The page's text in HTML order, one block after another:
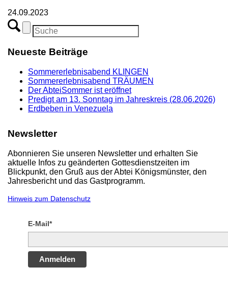
24.09.2023
Neueste Beiträge
Sommererlebnisabend KLINGEN
Sommererlebnisabend TRÄUMEN
Der AbteiSommer ist eröffnet
Predigt am 13. Sonntag im Jahreskreis (28.06.2026)
Erdbeben in Venezuela
Newsletter
Abonnieren Sie unseren Newsletter und erhalten Sie
aktuelle Infos zu geänderten Gottesdienstzeiten im
Blickpunkt, den Gruß aus der Abtei Königsmünster, den
Jahresbericht und das Gastprogramm.
Hinweis zum Datenschutz
E-Mail*
Anmelden